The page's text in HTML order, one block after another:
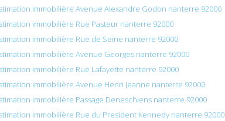
immobilière Avenue Alexandre Godon nanterre 92000
immobilière Rue Pasteur nanterre 92000
immobilière Rue de Seine nanterre 92000
immobilière Avenue Georges nanterre 92000
immobilière Rue Lafayette nanterre 92000
immobilière Avenue Henri Jeanne nanterre 92000
immobilière Passage Deneschiens nanterre 92000
immobilière Rue du President Kennedy nanterre 92000